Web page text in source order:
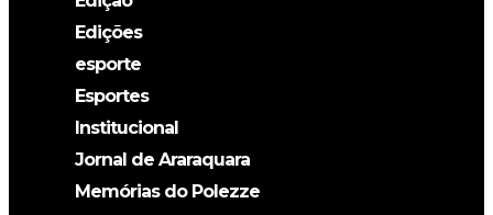
Edições
esporte
Esportes
Institucional
Jornal de Araraquara
Memórias do Polezze